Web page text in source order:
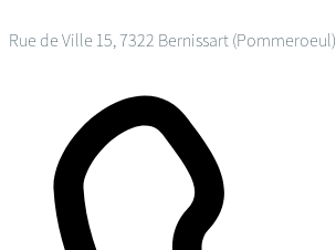
Rue de Ville 15, 7322 Bernissart (Pommeroeul)